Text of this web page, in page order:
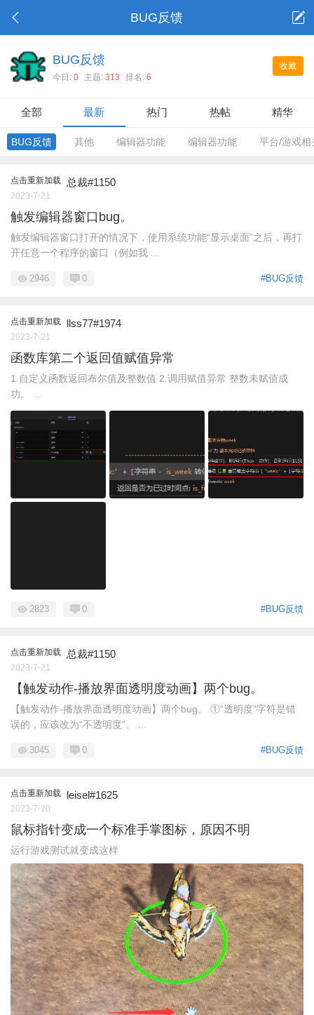
BUG反馈
收藏
BUG反馈
今日: 0 主题: 313 排名: 6
全部 最新 热门 热帖 精华
BUG反馈 其他 编辑器功能 编辑器功能 平台/游戏相
点击重新加载 总裁#1150
2023-7-21
触发编辑器窗口bug。
触发编辑器窗口打开的情况下，使用系统功能“显示桌面”之后，再打
开任意一个程序的窗口（例如我 ...
#BUG反馈
2946 0
点击重新加载 llss77#1974
2023-7-21
函数库第二个返回值赋值异常
1.自定义函数返回布尔值及整数值 2.调用赋值异常 整数未赋值成
功。 ...
#BUG反馈
2823 0
点击重新加载 总裁#1150
2023-7-21
【触发动作-播放界面透明度动画】两个bug。
【触发动作-播放界面透明度动画】两个bug。 ①“透明度”字符是错
误的，应该改为“不透明度”。 ...
#BUG反馈
3045 0
点击重新加载 leisel#1625
2023-7-20
鼠标指针变成一个标准手掌图标，原因不明
运行游戏测试就变成这样